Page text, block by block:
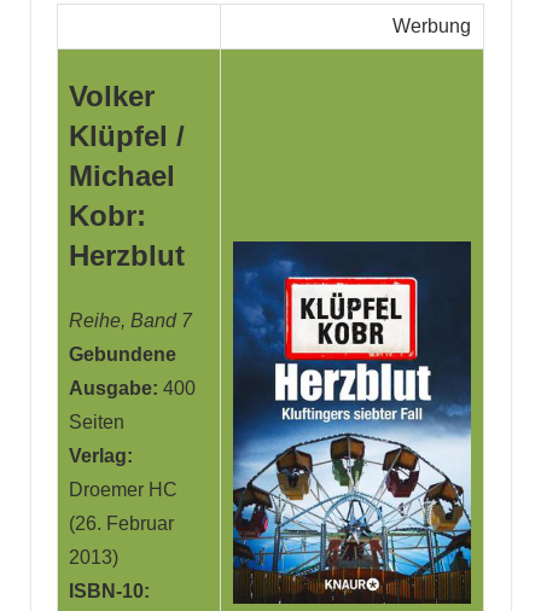
Werbung
Volker
Klüpfel /
Michael
Kobr:
Herzblut
Reihe, Band 7
Gebundene
Ausgabe: 400
Seiten
Verlag:
Droemer HC
(26. Februar
2013)
ISBN-10: